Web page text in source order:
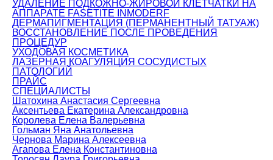
УДАЛЕНИЕ ПОДКОЖНО-ЖИРОВОЙ КЛЕТЧАТКИ НА
АППАРАТЕ FASETITE INMODERF
ДЕРМАПИГМЕНТАЦИЯ (ПЕРМАНЕНТНЫЙ ТАТУАЖ)
ВОССТАНОВЛЕНИЕ ПОСЛЕ ПРОВЕДЕНИЯ
ПРОЦЕДУР
УХОДОВАЯ КОСМЕТИКА
ЛАЗЕРНАЯ КОАГУЛЯЦИЯ СОСУДИСТЫХ
ПАТОЛОГИЙ
ПРАЙС
СПЕЦИАЛИСТЫ
Шатохина Анастасия Сергеевна
Аксентьева Екатерина Александровна
Королева Елена Валерьевна
Гольман Яна Анатольевна
Чернова Марина Алексеевна
Агапова Елена Константиновна